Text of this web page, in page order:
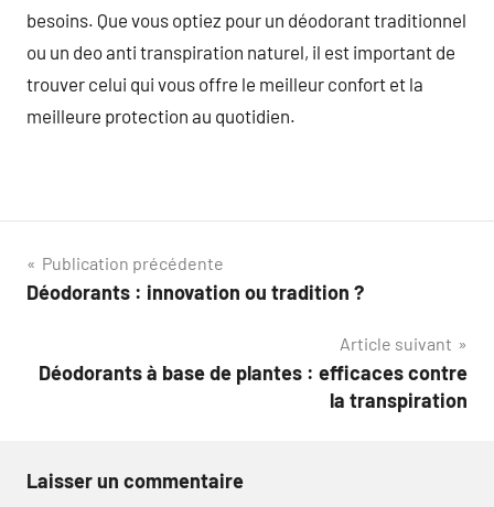
besoins. Que vous optiez pour un déodorant traditionnel
ou un deo anti transpiration naturel, il est important de
trouver celui qui vous offre le meilleur confort et la
meilleure protection au quotidien.
Navigation
de
Publication précédente
Déodorants : innovation ou tradition ?
Article suivant
Déodorants à base de plantes : efficaces contre
la transpiration
Laisser un commentaire